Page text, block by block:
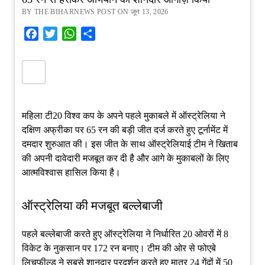
BY THE BIHARNEWS POST ON जून 13, 2026
Facebook
TwitterWhatsApp
महिला टी20 विश्व कप के अपने पहले मुकाबले में ऑस्ट्रेलिया ने
दक्षिण अफ्रीका पर 65 रन की बड़ी जीत दर्ज करते हुए टूर्नामेंट में
दमदार शुरुआत की। इस जीत के साथ ऑस्ट्रेलियाई टीम ने खिताब
की अपनी दावेदारी मजबूत कर दी है और आगे के मुकाबलों के लिए
आत्मविश्वास हासिल किया है।
ऑस्ट्रेलिया की मजबूत बल्लेबाजी
पहले बल्लेबाजी करते हुए ऑस्ट्रेलिया ने निर्धारित 20 ओवरों में 8
विकेट के नुकसान पर 172 रन बनाए। टीम की ओर से फोएबे
लिचफील्ड ने सबसे शानदार प्रदर्शन करते हुए मात्र 24 गेंदों में 50